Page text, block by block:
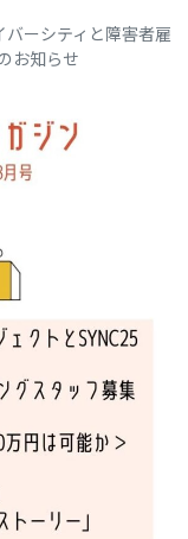
バーシティと障害者雇
お知らせ